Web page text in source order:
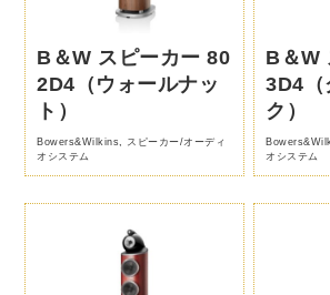
B＆W スピーカー 80
2D4（ウォールナッ
ト）
Bowers&Wilkins
スピーカー/オーディ
オシステム
B＆W
3D4（
ク）
オシステム